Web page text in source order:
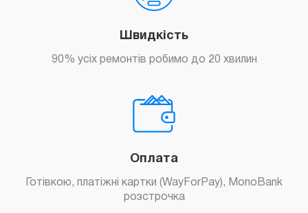
Швидкість
90% усіх ремонтів робимо до 20 хвилин
Оплата
Готівкою, платіжні картки (WayForPay), MonoBank
розстрочка